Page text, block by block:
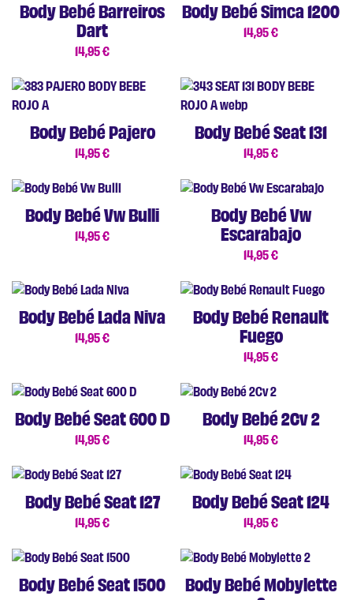
Body Bebé Barreiros
Dart
14,95 €
Body Bebé Simca 1200
14,95 €
Body Bebé Pajero
14,95 €
Body Bebé Seat 131
14,95 €
Body Bebé Vw Bulli
14,95 €
Body Bebé Vw
Escarabajo
14,95 €
Body Bebé Lada Niva
14,95 €
Body Bebé Renault
Fuego
14,95 €
Body Bebé Seat 600 D
14,95 €
Body Bebé 2Cv 2
14,95 €
Body Bebé Seat 127
14,95 €
Body Bebé Seat 124
14,95 €
Body Bebé Seat 1500
Body Bebé Mobylette